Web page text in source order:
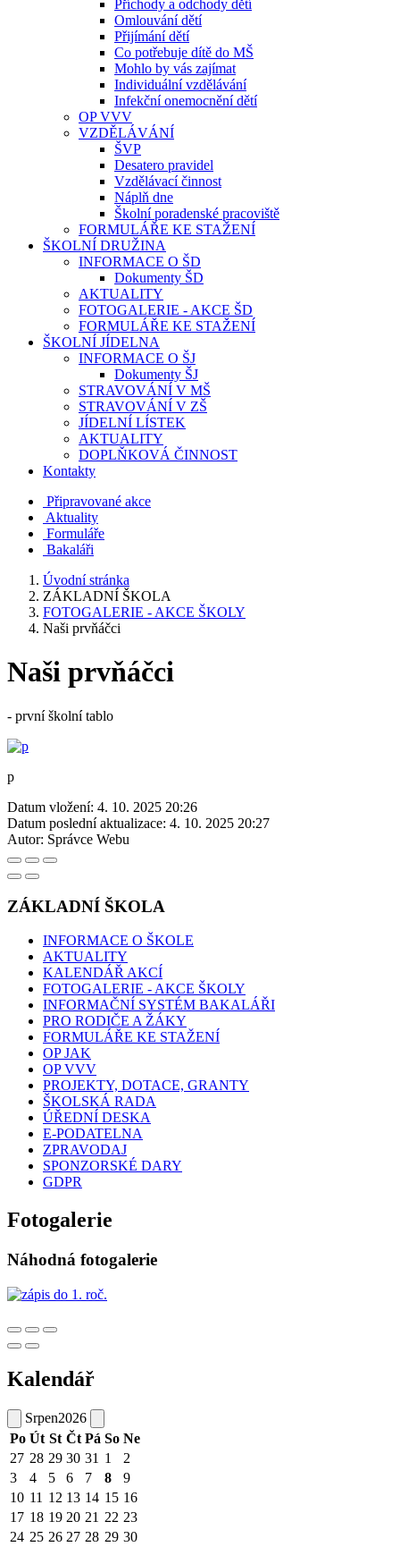
Příchody a odchody dětí
Omlouvání dětí
Přijímání dětí
Co potřebuje dítě do MŠ
Mohlo by vás zajímat
Individuální vzdělávání
Infekční onemocnění dětí
OP VVV
VZDĚLÁVÁNÍ
ŠVP
Desatero pravidel
Vzdělávací činnost
Náplň dne
Školní poradenské pracoviště
FORMULÁŘE KE STAŽENÍ
ŠKOLNÍ DRUŽINA
INFORMACE O ŠD
Dokumenty ŠD
AKTUALITY
FOTOGALERIE - AKCE ŠD
FORMULÁŘE KE STAŽENÍ
ŠKOLNÍ JÍDELNA
INFORMACE O ŠJ
Dokumenty ŠJ
STRAVOVÁNÍ V MŠ
STRAVOVÁNÍ V ZŠ
JÍDELNÍ LÍSTEK
AKTUALITY
DOPLŇKOVÁ ČINNOST
Kontakty
Připravované akce
Aktuality
Formuláře
Bakaláři
Úvodní stránka
ZÁKLADNÍ ŠKOLA
FOTOGALERIE - AKCE ŠKOLY
Naši prvňáčci
Naši prvňáčci
- první školní tablo
p
Datum vložení: 4. 10. 2025 20:26
Datum poslední aktualizace: 4. 10. 2025 20:27
Autor: Správce Webu
ZÁKLADNÍ ŠKOLA
INFORMACE O ŠKOLE
AKTUALITY
KALENDÁŘ AKCÍ
FOTOGALERIE - AKCE ŠKOLY
INFORMAČNÍ SYSTÉM BAKALÁŘI
PRO RODIČE A ŽÁKY
FORMULÁŘE KE STAŽENÍ
OP JAK
OP VVV
PROJEKTY, DOTACE, GRANTY
ŠKOLSKÁ RADA
ÚŘEDNÍ DESKA
E-PODATELNA
ZPRAVODAJ
SPONZORSKÉ DARY
GDPR
Fotogalerie
Náhodná fotogalerie
Kalendář
Srpen2026
Po Út St Čt Pá So Ne
27 28 29 30 31 1
2
3
4 5 6 7 8
9
10 11 12 13 14 15 16
17 18 19 20 21 22 23
24 25 26 27 28 29 30